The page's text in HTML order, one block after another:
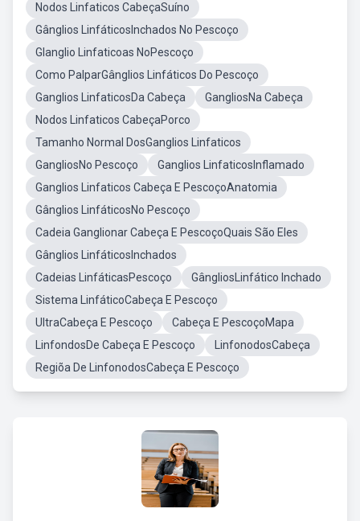
Nodos Linfaticos CabeçaSuíno
Gânglios LinfáticosInchados No Pescoço
Glanglio Linfaticoas NoPescoço
Como PalparGânglios Linfáticos Do Pescoço
Ganglios LinfaticosDa Cabeça
GangliosNa Cabeça
Nodos Linfaticos CabeçaPorco
Tamanho Normal DosGanglios Linfaticos
GangliosNo Pescoço
Ganglios LinfaticosInflamado
Ganglios Linfaticos Cabeça E PescoçoAnatomia
Gânglios LinfáticosNo Pescoço
Cadeia Ganglionar Cabeça E PescoçoQuais São Eles
Gânglios LinfáticosInchados
Cadeias LinfáticasPescoço
GângliosLinfático Inchado
Sistema LinfáticoCabeça E Pescoço
UltraCabeça E Pescoço
Cabeça E PescoçoMapa
LinfondosDe Cabeça E Pescoço
LinfonodosCabeça
Regiõa De LinfonodosCabeça E Pescoço